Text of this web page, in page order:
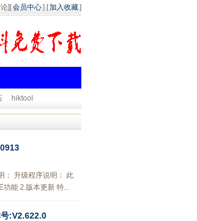
][会员中心] [加入收藏]
hiktool
： 升级程序说明： 此
功能 2.版本更新 特...
:V2.622.0